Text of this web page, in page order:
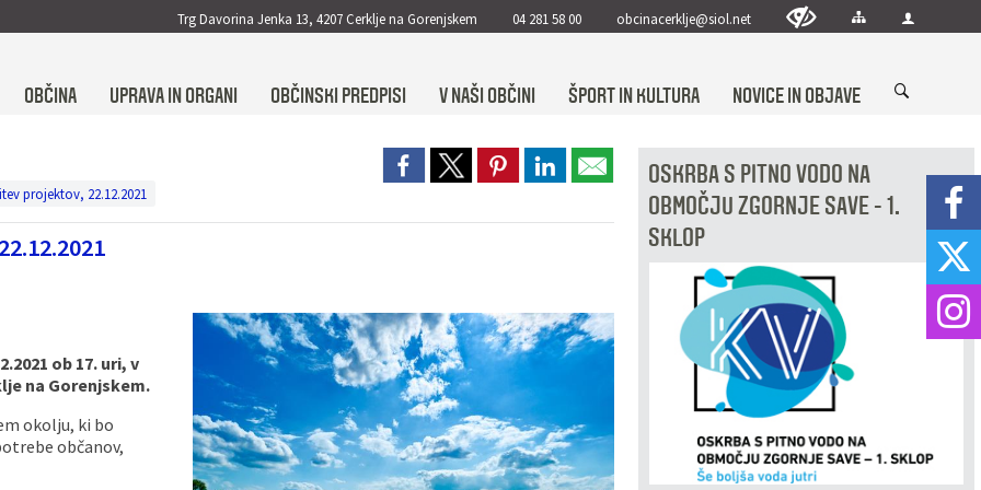
Trg Davorina Jenka 13, 4207 Cerklje na Gorenjskem 04 281 58 00 obcinacerklje@siol.net
OBČINA UPRAVA IN ORGANI OBČINSKI PREDPISI V NAŠI OBČINI ŠPORT IN KULTURA NOVICE IN OBJAVE
projektov, 22.12.2021
ob 17. uri,v
na Gorenjskem.
okolju, ki bo
občanov,
OSKRBA S PITNO VODO NA
OBMOČJU ZGORNJE SAVE - 1.
SKLOP